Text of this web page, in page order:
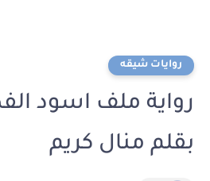
روايات شيقه
بقلم منال كريم